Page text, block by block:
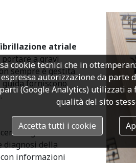
fibrillazione atriale
a gravi
sempre è gestita
forniscono
riguardo alla
diagnosi della
informazioni
cookie tecnici che in
autorizzazione da parte
(Google Analytics) utilizzati
qualità del sito
Accetta tutti i cookie